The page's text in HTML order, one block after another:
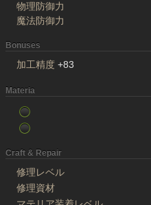
物理防御力
魔法防御力
Bonuses
加工精度 +83
Materia
Craft & Repair
修理レベル
修理資材